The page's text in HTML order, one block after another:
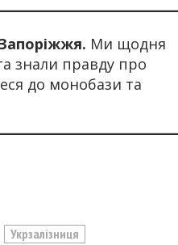
Ми щодня
знали правду про
до монобази та
Укрзалізниця